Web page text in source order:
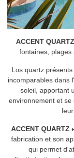
ACCENT QUARTZ
fontaines, plages
Los quartz
incomparables dans
soleil, apportant
environnement et se
ACCENT QUARTZ
fabrication et son
qui permet